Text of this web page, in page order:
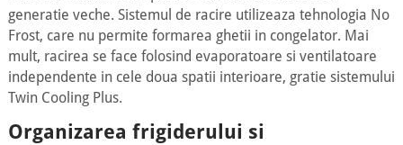
generatie veche. Sistemul de racire utilizeaza tehnologia No
Frost, care nu permite formarea ghetii in congelator. Mai
mult, racirea se face folosind evaporatoare si ventilatoare
independente in cele doua spatii interioare, gratie sistemului
Twin Cooling Plus.
Organizarea frigiderului si